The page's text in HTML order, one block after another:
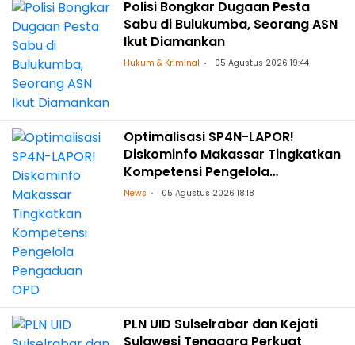
Polisi Bongkar Dugaan Pesta
Sabu di Bulukumba, Seorang ASN
Ikut Diamankan
Hukum & Kriminal 05 Agustus 2026 19:44
Optimalisasi SP4N-LAPOR!
Diskominfo Makassar Tingkatkan
Kompetensi Pengelola
Pengaduan OPD
News 05 Agustus 2026 18:18
PLN UID Sulselrabar dan Kejati